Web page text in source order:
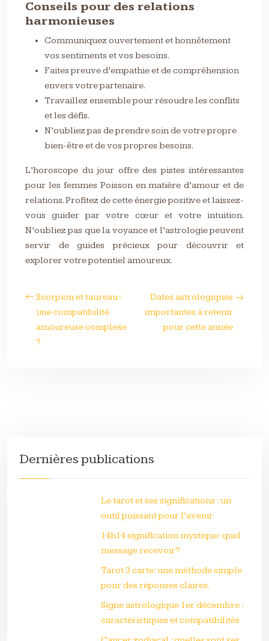
Conseils pour des relations
harmonieuses
Communiquez ouvertement et honnêtement
vos sentiments et vos besoins.
Faites preuve d’empathie et de compréhension
envers votre partenaire.
Travaillez ensemble pour résoudre les conflits
et les défis.
N’oubliez pas de prendre soin de votre propre
bien-être et de vos propres besoins.
L’horoscope du jour offre des pistes intéressantes
pour les femmes Poisson en matière d’amour et de
relations. Profitez de cette énergie positive et laissez-
vous guider par votre cœur et votre intuition.
N’oubliez pas que la voyance et l’astrologie peuvent
servir de guides précieux pour découvrir et
explorer votre potentiel amoureux.
Scorpion et taureau :
une compatibilité
amoureuse complexe
?
Dates astrologiques
importantes à retenir
pour cette année
Dernières publications
Le tarot et ses significations : un
outil puissant pour l’avenir
14h14 signification mystique: quel
message recevoir?
Tarot 3 carte: une méthode simple
pour des réponses claires.
Signe astrologique 1er décembre :
caractéristiques et compatibilités